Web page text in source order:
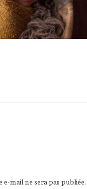
e-mail ne sera pas publiée.